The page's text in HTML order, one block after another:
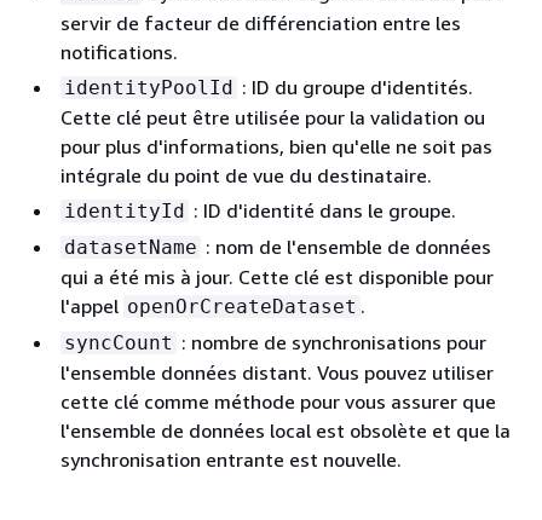
servir de facteur de différenciation entre les
notifications.
identityPoolId : ID du groupe d'identités.
Cette clé peut être utilisée pour la validation ou
pour plus d'informations, bien qu'elle ne soit pas
intégrale du point de vue du destinataire.
identityId : ID d'identité dans le groupe.
datasetName : nom de l'ensemble de données
qui a été mis à jour. Cette clé est disponible pour
l'appel openOrCreateDataset .
syncCount : nombre de synchronisations pour
l'ensemble données distant. Vous pouvez utiliser
cette clé comme méthode pour vous assurer que
l'ensemble de données local est obsolète et que la
synchronisation entrante est nouvelle.